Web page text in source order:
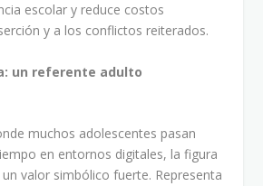
escolar y reduce costos
y a los conflictos reiterados.
un referente adulto
muchos adolescentes pasan
en entornos digitales, la figura
valor simbólico fuerte. Representa